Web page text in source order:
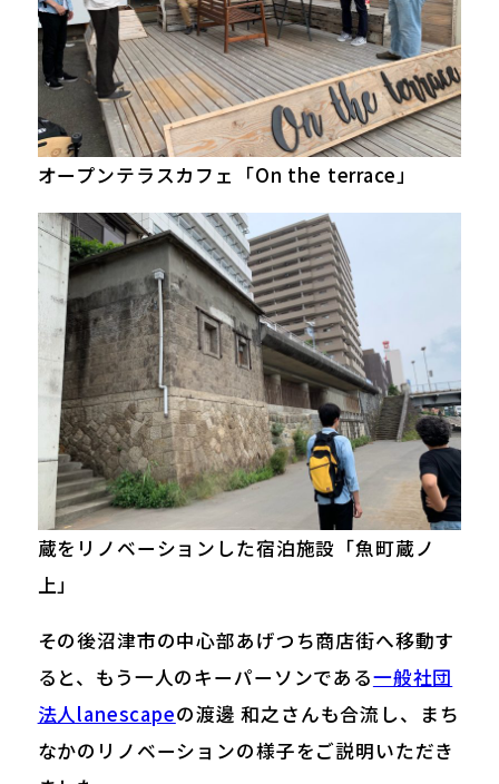
オープンテラスカフェ「On the terrace」
蔵をリノベーションした宿泊施設「魚町蔵ノ
上」
その後沼津市の中心部あげつち商店街へ移動す
ると、もう一人のキーパーソンである一般社団
法人lanescapeの渡邊 和之さんも合流し、まち
なかのリノベーションの様子をご説明いただき